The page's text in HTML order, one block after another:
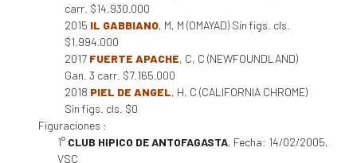
carr. $14.930.000
2015 IL GABBIANO, M, M (OMAYAD) Sin figs. cls.
$1.994.000
2017 FUERTE APACHE, C, C (NEWFOUNDLAND)
Gan. 3 carr. $7.165.000
2018 PIEL DE ANGEL, H, C (CALIFORNIA CHROME)
Sin figs. cls. $0
Figuraciones :
1° CLUB HIPICO DE ANTOFAGASTA, Fecha: 14/02/2005,
VSC